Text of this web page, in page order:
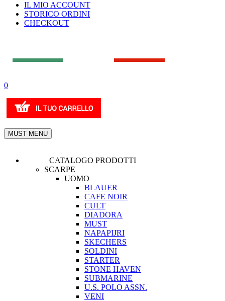
IL MIO ACCOUNT
STORICO ORDINI
CHECKOUT
0
MUST MENU
CATALOGO PRODOTTI
SCARPE
UOMO
BLAUER
CAFE NOIR
CULT
DIADORA
MUST
NAPAPIJRI
SKECHERS
SOLDINI
STARTER
STONE HAVEN
SUBMARINE
U.S. POLO ASSN.
VENI